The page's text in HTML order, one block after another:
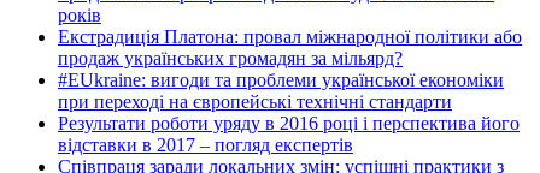
років
Екстрадиція Платона: провал міжнародної політики або
продаж українських громадян за мільярд?
#EUkraine: вигоди та проблеми української економіки
при переході на європейські технічні стандарти
Результати роботи уряду в 2016 році і перспектива його
відставки в 2017 – погляд експертів
Співпраця заради локальних змін: успішні практики з